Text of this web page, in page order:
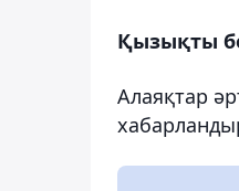
Қызықты
Алаяқтар